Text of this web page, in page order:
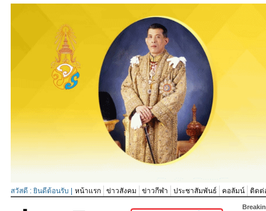
สวัสดี : ยินดีต้อนรับ | หน้าแรก ข่าวสังคม ข่าวกีฬา ประชาสัมพันธ์ คอลัมน์ ติดต่